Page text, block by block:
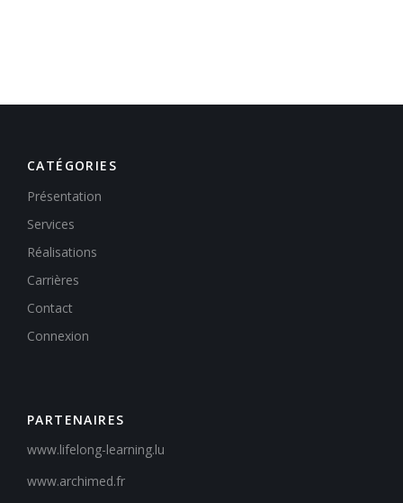
CATÉGORIES
Présentation
Services
Réalisations
Carrières
Contact
Connexion
PARTENAIRES
www.lifelong-learning.lu
www.archimed.fr